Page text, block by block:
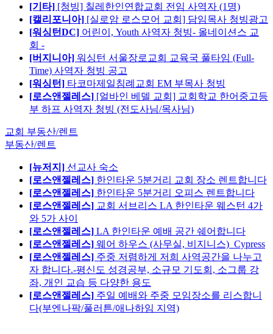
[기타] [청빙] 칠레한인연합교회 전임 사역자 (1명)
[캘리포니아] [실로암 로스모어 교회] 담임목사 청빙광고
[워싱턴DC] 어린이, Youth 사역자 청빙- 올네이션스 교
회 -
[버지니아] 워싱턴 서울장로교회 교육국 풀타임 (Full-
Time) 사역자 청빙 공고
[워싱턴] 타코마제일침례교회 EM 부목사 청빙
[로스앤젤레스] [얼바인 베델 교회] 교회학교 한어중고등
부 하프 사역자 청빙 (전도사님/목사님)
교회 부동산/렌트
부동산/렌트
[뉴저지] 선교사 숙소
[로스앤젤레스] 한인타운 5분거리 교회 장소 렌트합니다
[로스앤젤레스] 한인타운 5분거리 오피스 렌트합니다
[로스앤젤레스] 교회 서브리스 LA 한인타운 웨스턴 4가
와 5가 사이
[로스앤젤레스] LA 한인타운 예배 공간 쉐어합니다
[로스앤젤레스] 웨어 하우스 (사무실, 비지니스)_Cypress
[로스앤젤레스] 주중 저렴하게 저희 사역공간을 나누고
자 합니다.-평신도 성경공부, 소규모 기도회, 소그룹 강
좌, 개인 교습 등 다양한 용도
[로스앤젤레스] 주일 예배와 주중 모임장소를 리스합니
다(부엔나팍/풀러튼/애나하임 지역)